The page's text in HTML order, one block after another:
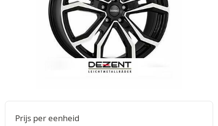
Prijs per eenheid